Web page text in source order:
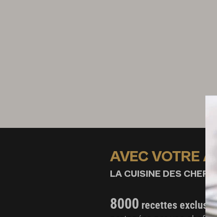
AVEC VOTRE
LA CUISINE DES
8000 recettes